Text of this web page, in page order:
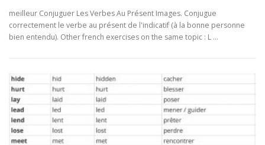
meilleur Conjuguer Les Verbes Au Présent Images. Conjugue
correctement le verbe au présent de l'indicatif (à la bonne personne
bien entendu). Other french exercises on the same topic : L …